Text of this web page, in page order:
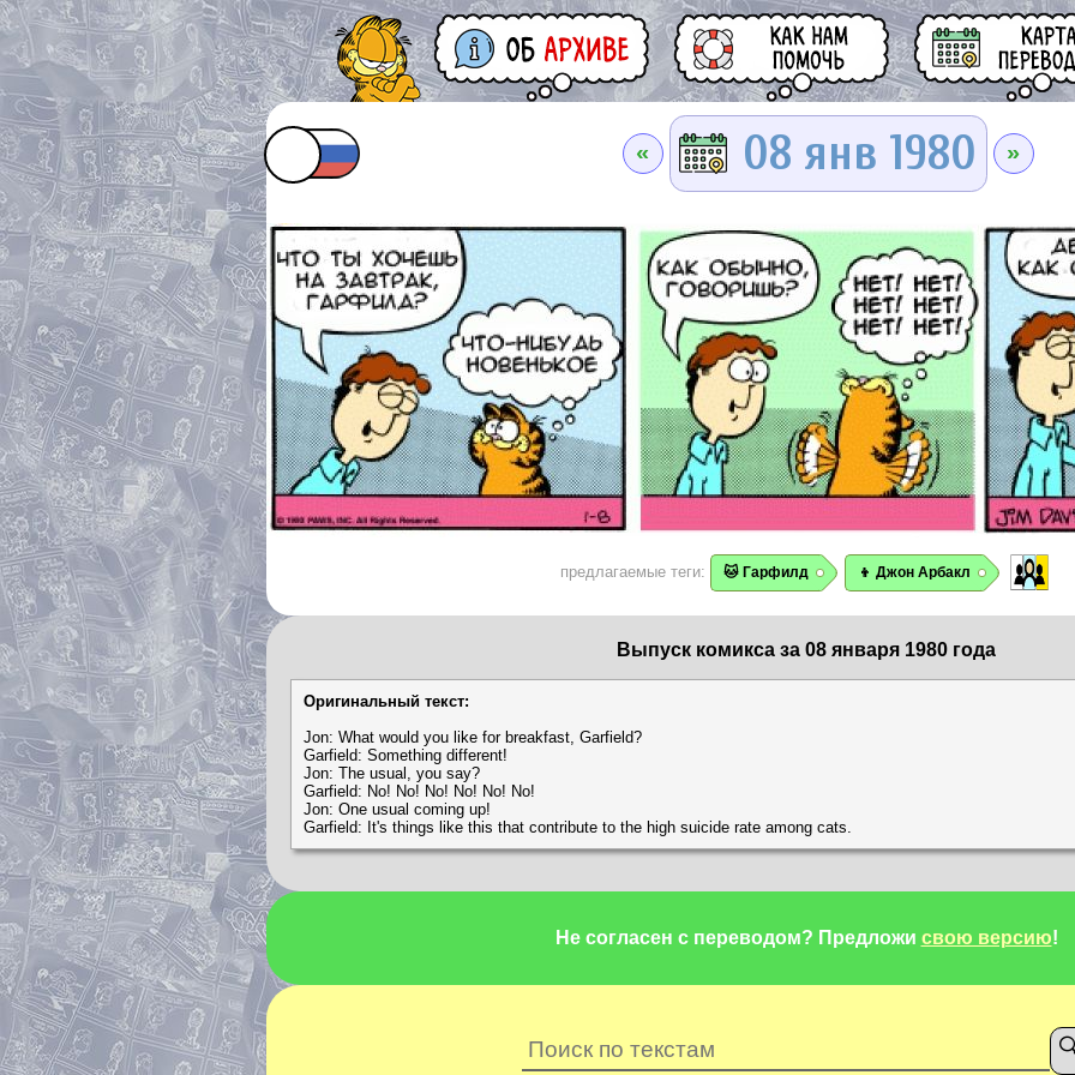
« 08 янв 1980 »
предлагаемые теги: 🐱 Гарфилд 👦 Джон Арбакл
Выпуск комикса за 08 января 1980 года
Оригинальный текст:
Jon: What would you like for breakfast, Garfield?
Garfield: Something different!
Jon: The usual, you say?
Garfield: No! No! No! No! No! No!
Jon: One usual coming up!
Garfield: It's things like this that contribute to the high suicide rate among cats.
Не согласен с переводом? Предложи свою версию!